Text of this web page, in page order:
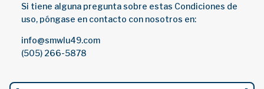
Si tiene alguna pregunta sobre estas Condiciones de
uso, póngase en contacto con nosotros en:
info@smwlu49.com
(505) 266-5878